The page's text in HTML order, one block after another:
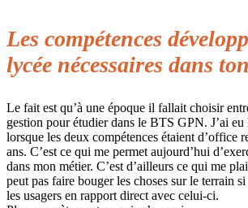
Les compétences
lycée nécessaires dans
Le fait est qu’à une époque il fallait choisir
gestion pour étudier dans le BTS GPN. J’ai eu
lorsque les deux compétences étaient d’office
ans. C’est ce qui me permet aujourd’hui
dans mon métier. C’est d’ailleurs ce qui me
peut pas faire bouger les choses sur le terrain
les usagers en rapport direct avec celui-ci.